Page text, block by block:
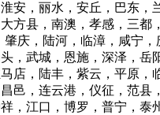
安，丽水，安丘，巴东，
方县，南澳，孝感，三都
肇庆，陆河，临漳，咸宁，
，武城，恩施，深泽，岳
店，陆丰，紫云，平原，
邑，连云港，仪征，范县
，江口，博罗，普宁，泰